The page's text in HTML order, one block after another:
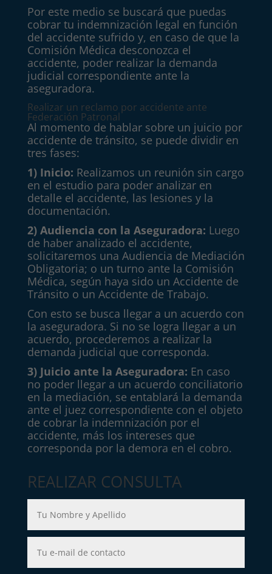
Por este medio se buscará que puedas
cobrar tu indemnización legal en función
del accidente sufrido y, en caso de que la
Comisión Médica desconozca el
accidente, poder realizar la demanda
judicial correspondiente ante la
aseguradora.
Realizar un reclamo por accidente ante
Federación Patronal
Al momento de hablar sobre un juicio por
accidente de tránsito, se puede dividir en
tres fases:
1) Inicio: Realizamos un reunión sin cargo
en el estudio para poder analizar en
detalle el accidente, las lesiones y la
documentación.
2) Audiencia con la Aseguradora: Luego
de haber analizado el accidente,
solicitaremos una Audiencia de Mediación
Obligatoria; o un turno ante la Comisión
Médica, según haya sido un Accidente de
Tránsito o un Accidente de Trabajo.
Con esto se busca llegar a un acuerdo con
la aseguradora. Si no se logra llegar a un
acuerdo, procederemos a realizar la
demanda judicial que corresponda.
3) Juicio ante la Aseguradora: En caso
no poder llegar a un acuerdo conciliatorio
en la mediación, se entablará la demanda
ante el juez correspondiente con el objeto
de cobrar la indemnización por el
accidente, más los intereses que
corresponda por la demora en el cobro.
REALIZAR CONSULTA